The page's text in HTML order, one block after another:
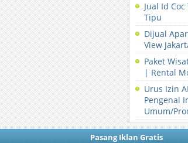
Jual Id
Tipu
Dijual
View
Paket
| Rental
Urus Izin
Pengenal
Umum/
Pasang Iklan Gratis